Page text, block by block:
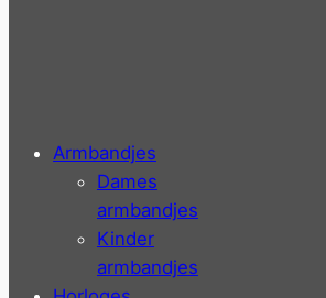
Armbandjes
Dames
armbandjes
Kinder
armbandjes